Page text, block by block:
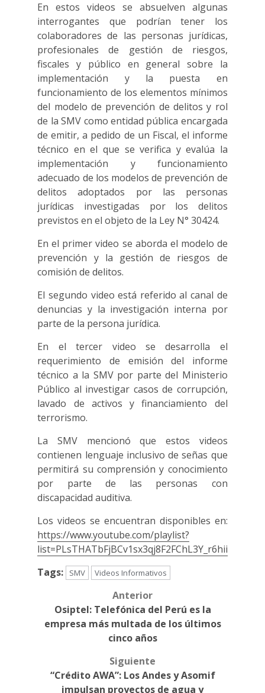
En estos videos se absuelven algunas
interrogantes que podrían tener los
colaboradores de las personas jurídicas,
profesionales de gestión de riesgos,
fiscales y público en general sobre la
implementación y la puesta en
funcionamiento de los elementos mínimos
del modelo de prevención de delitos y rol
de la SMV como entidad pública encargada
de emitir, a pedido de un Fiscal, el informe
técnico en el que se verifica y evalúa la
implementación y funcionamiento
adecuado de los modelos de prevención de
delitos adoptados por las personas
jurídicas investigadas por los delitos
previstos en el objeto de la Ley N° 30424.
En el primer video se aborda el modelo de
prevención y la gestión de riesgos de
comisión de delitos.
El segundo video está referido al canal de
denuncias y la investigación interna por
parte de la persona jurídica.
En el tercer video se desarrolla el
requerimiento de emisión del informe
técnico a la SMV por parte del Ministerio
Público al investigar casos de corrupción,
lavado de activos y financiamiento del
terrorismo.
La SMV mencionó que estos videos
contienen lenguaje inclusivo de señas que
permitirá su comprensión y conocimiento
por parte de las personas con
discapacidad auditiva.
Los videos se encuentran disponibles en:
https://www.youtube.com/playlist?
list=PLsTHATbFjBCv1sx3qj8F2FChL3Y_r6hii
Tags:
SMV Videos Informativos
navigation
Anterior
Osiptel: Telefónica del Perú es la
empresa más multada de los últimos
cinco años
Siguiente
“Crédito AWA”: Los Andes y Asomif
impulsan proyectos de agua y